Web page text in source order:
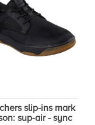
slip-ins mark
sup-air - sync